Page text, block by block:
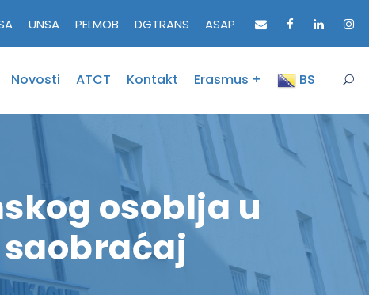
UNSA PELMOB DGTRANS ASAP
Novosti ATCT Kontakt Erasmus + BS
osoblja u